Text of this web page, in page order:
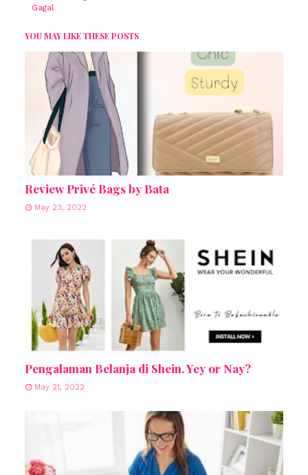
Gagal
YOU MAY LIKE THESE POSTS
Review Privé Bags by Bata
May 23, 2022
Pengalaman Belanja di Shein. Yey or Nay?
May 21, 2022